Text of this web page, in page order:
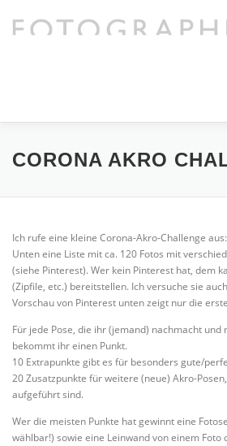
zum
Inhalt
HIGHLIGHTS PORTFOLIO
NEXT PROJECTS ABOUT ME
CORONA AKRO
Ich rufe eine kleine Corona-Akro-Challenge aus:
Unten eine Liste mit ca. 120 Fotos mit
(siehe Pinterest). Wer kein Pinterest hat, dem
(Zipfile, etc.) bereitstellen. Ich versuche sie
Vorschau von Pinterest unten zeigt nur die
Für jede Pose, die ihr (jemand) nachmacht und
bekommt ihr einen Punkt.
10 Extrapunkte gibt es für besonders gute/
20 Zusatzpunkte für weitere (neue) Akro-
aufgeführt sind.
Wer die meisten Punkte hat gewinnt eine
wählbar!) sowie eine Leinwand von einem Foto